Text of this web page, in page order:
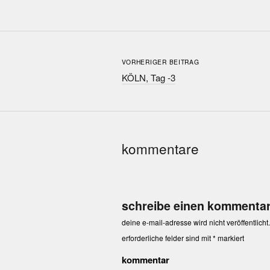
VORHERIGER BEITRAG
KÖLN, Tag -3
kommentare
schreibe einen
deine e-mail-adresse wird nicht veröffentlicht.
erforderliche felder sind mit* markiert
kommentar